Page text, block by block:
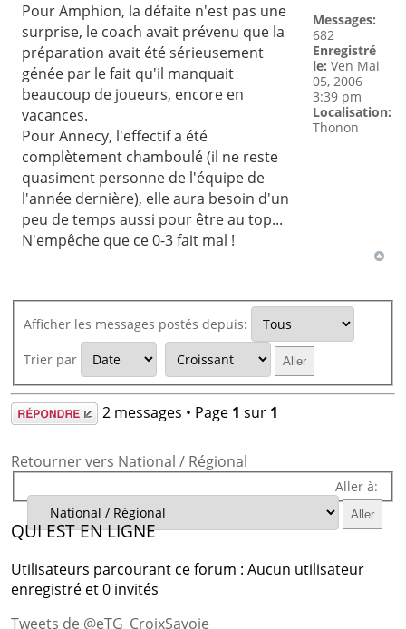
Pour Amphion, la défaite n'est pas une
surprise, le coach avait prévenu que la
préparation avait été sérieusement
génée par le fait qu'il manquait
beaucoup de joueurs, encore en
vacances.
Pour Annecy, l'effectif a été
complètement chamboulé (il ne reste
quasiment personne de l'équipe de
l'année dernière), elle aura besoin d'un
peu de temps aussi pour être au top...
N'empêche que ce 0-3 fait mal !
Messages:
682
Enregistré
le: Ven Mai
05, 2006
3:39 pm
Localisation:
Thonon
Afficher les messages postés depuis:
Trier par
Répondre 2 messages • Page 1 sur 1
Retourner vers National / Régional
Aller à:
QUI EST EN LIGNE
Utilisateurs parcourant ce forum : Aucun utilisateur
enregistré et 0 invités
Tweets de @eTG_CroixSavoie